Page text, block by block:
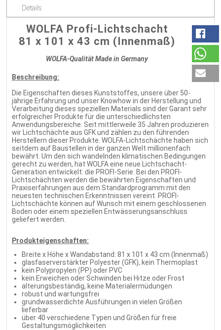
Details
WOLFA Profi-Lichtschacht
81 x 101 x 43 cm (Innenmaß)
WOLFA-Qualität Made in Germany
Beschreibung:
Die Eigenschaften dieses Kunststoffes, unsere über 50-
jährige Erfahrung und unser Knowhow in der Herstellung und
Verarbeitung dieses speziellen Materials sind der Garant sehr
erfolgreicher Produkte für die unterschiedlichsten
Anwendungsbereiche. Seit mittlerweile 35 Jahren produzieren
wir Lichtschächte aus GFK und zählen zu den führenden
Herstellern dieser Produkte. WOLFA-Lichtschächte haben sich
seitdem auf Baustellen in der ganzen Welt millionenfach
bewährt. Um den sich wandelnden klimatischen Bedingungen
gerecht zu werden, hat WOLFA eine neue Lichtschacht-
Generation entwickelt: die PROFI-Serie. Bei den PROFI-
Lichtschächten werden die bewährten Eigenschaften und
Praxiserfahrungen aus dem Standardprogramm mit den
neuesten technischen Erkenntnissen vereint. PROFI-
Lichtschächte können auf Wunsch mit einem geschlossenen
Boden oder einem speziellen Entwässerungsanschluss
geliefert werden.
Produkteigenschaften:
Breite x Höhe x Wandabstand: 81 x 101 x 43 cm (Innenmaß)
glasfaserverstärkter Polyester (GFK), kein Thermoplast
kein Polypropylen (PP) oder PVC
kein Erweichen oder Schwinden bei Hitze oder Frost
alterungsbeständig, keine Materialermüdungen
robust und wartungsfrei
grundwasserdichte Ausführungen in vielen Größen
lieferbar
über 40 verschiedene Typen und Größen für freie
Gestaltungsmöglichkeiten